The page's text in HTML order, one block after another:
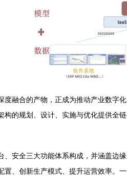
度融合的产物，正成为推动产业数
的规划、设计、实施与优化提供全链
安全三大功能体系构成，并涵盖
、创新生产模式、提升运营效率。